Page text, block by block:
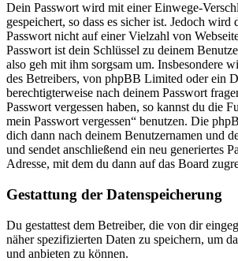
Dein Passwort wird mit einer Einwege-
gespeichert, so dass es sicher ist. Jedoch wird
Passwort nicht auf einer Vielzahl von
Passwort ist dein Schlüssel zu deinem
also geh mit ihm sorgsam um. Insbesondere
des Betreibers, von phpBB Limited oder ein
berechtigterweise nach deinem Passwort
Passwort vergessen haben, so kannst du die
mein Passwort vergessen“ benutzen. Die
dich dann nach deinem Benutzernamen und
und sendet anschließend ein neu generiertes
Adresse, mit dem du dann auf das Board
Gestattung der Datenspeicherung
Du gestattest dem Betreiber, die von dir
näher spezifizierten Daten zu speichern, um
und anbieten zu können.